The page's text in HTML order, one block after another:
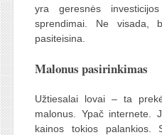
yra geresnės
sprendimai. Ne visada,
pasiteisina.
Malonus pasirinkimas
Užtiesalai lovai – ta
malonus. Ypač internete.
kainos tokios palankios.